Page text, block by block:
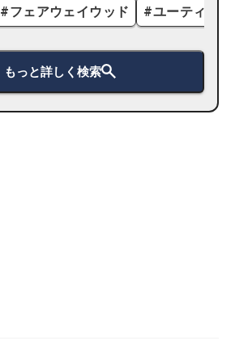
#フェアウェイウッド #ユーティリ
もっと詳しく検索